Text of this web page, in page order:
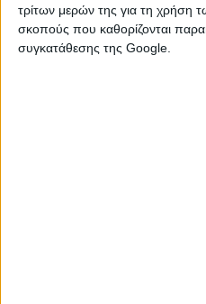
τρίτων μερών της για τη χρήση
σκοπούς που καθορίζονται
συγκατάθεσης της Google.
Περιοχή